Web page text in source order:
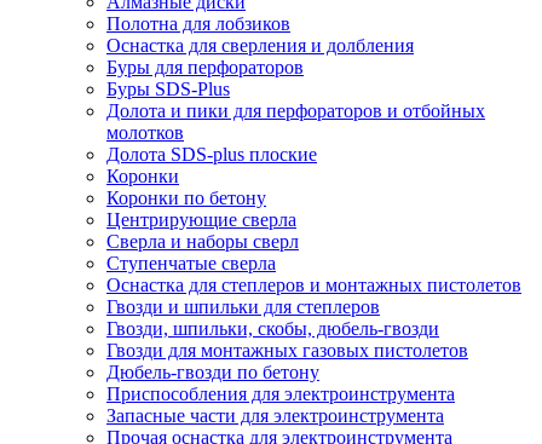
Полотна для лобзиков
Оснастка для сверления и долбления
Буры для перфораторов
Буры SDS-Plus
Долота и пики для перфораторов и отбойных
молотков
Долота SDS-plus плоские
Коронки
Коронки по бетону
Центрирующие сверла
Сверла и наборы сверл
Ступенчатые сверла
Оснастка для степлеров и монтажных пистолетов
Гвозди и шпильки для степлеров
Гвозди, шпильки, скобы, дюбель-гвозди
Гвозди для монтажных газовых пистолетов
Дюбель-гвозди по бетону
Приспособления для электроинструмента
Запасные части для электроинструмента
Прочая оснастка для электроинструмента